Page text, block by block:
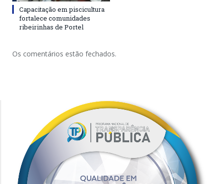
Capacitação em piscicultura
fortalece comunidades
ribeirinhas de Portel
Os comentários estão fechados.